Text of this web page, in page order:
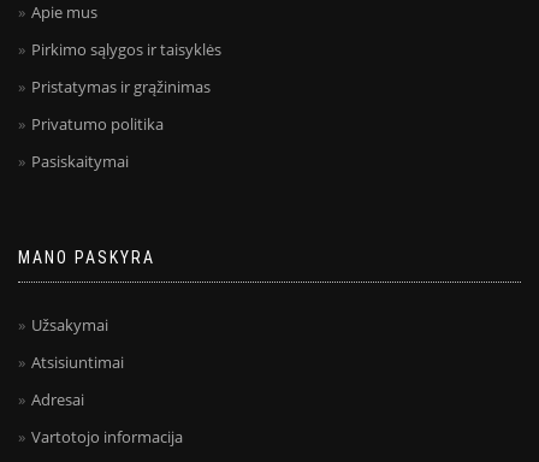
Apie mus
Pirkimo sąlygos ir taisyklės
Pristatymas ir grąžinimas
Privatumo politika
Pasiskaitymai
MANO PASKYRA
Užsakymai
Atsisiuntimai
Adresai
Vartotojo informacija